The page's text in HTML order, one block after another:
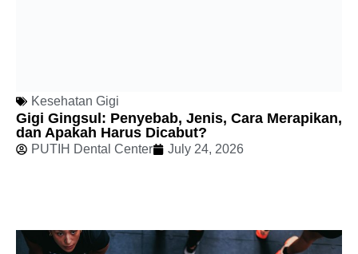
Kesehatan Gigi
Gigi Gingsul: Penyebab, Jenis, Cara Merapikan,
dan Apakah Harus Dicabut?
PUTIH Dental Center July 24, 2026